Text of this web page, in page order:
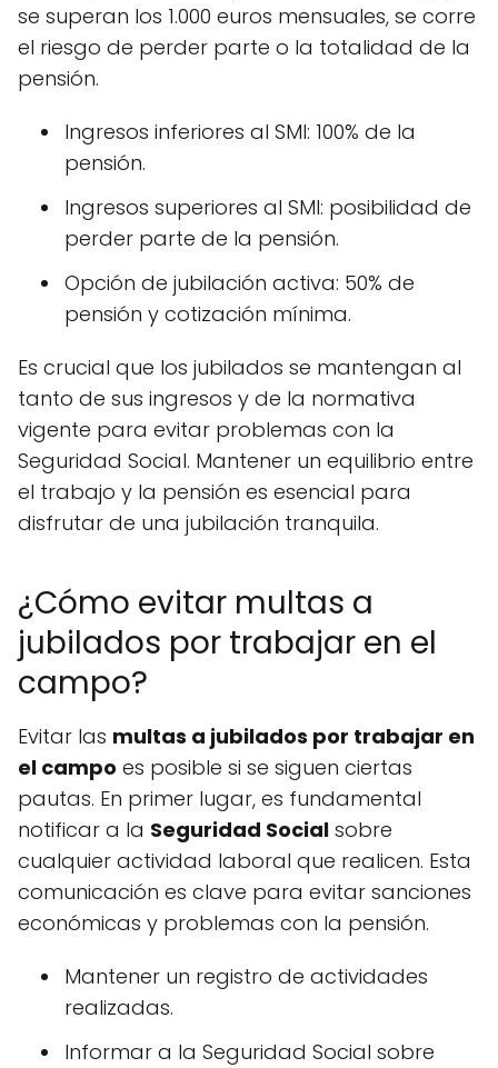
se superan los 1.000 euros mensuales, se corre
el riesgo de perder parte o la totalidad de la
pensión.
Ingresos inferiores al SMI: 100% de la
pensión.
Ingresos superiores al SMI: posibilidad de
perder parte de la pensión.
Opción de jubilación activa: 50% de
pensión y cotización mínima.
Es crucial que los jubilados se mantengan al
tanto de sus ingresos y de la normativa
vigente para evitar problemas con la
Seguridad Social. Mantener un equilibrio entre
el trabajo y la pensión es esencial para
disfrutar de una jubilación tranquila.
¿Cómo evitar multas a
jubilados por trabajar en el
campo?
Evitar las multas a jubilados por trabajar en
el campo es posible si se siguen ciertas
pautas. En primer lugar, es fundamental
notificar a la Seguridad Social sobre
cualquier actividad laboral que realicen. Esta
comunicación es clave para evitar sanciones
económicas y problemas con la pensión.
Mantener un registro de actividades
realizadas.
Informar a la Seguridad Social sobre